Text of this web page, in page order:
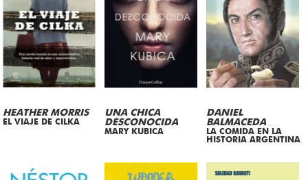
HEATHER MORRIS
EL VIAJE DE CILKA
UNA CHICA
DESCONOCIDA
MARY KUBICA
DANIEL
BALMACEDA
LA COMIDA EN LA
HISTORIA ARGENTINA